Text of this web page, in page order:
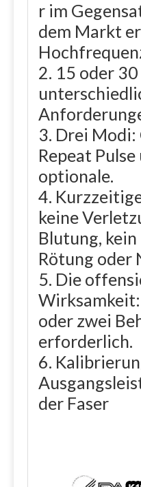
r im
dem Markt
2. 15 oder
3. Drei Modi:
Repeat
optionale.
4.
keine
Blutung,
Rötung oder
5. Die
Wirksamkeit:
oder zwei
erforderlich.
6.
der Faser